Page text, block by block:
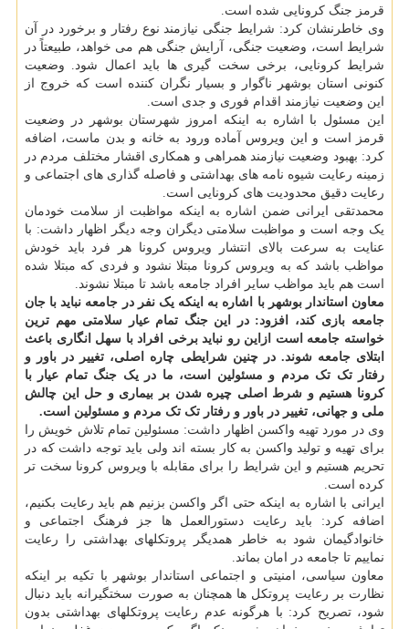
قرمز جنگ کرونایی شده است.
وی خاطرنشان کرد: شرایط جنگی نیازمند نوع رفتار و برخورد در آن
شرایط است، وضعیت جنگی، آرایش جنگی هم می خواهد، طبیعتاً در
شرایط کرونایی، برخی سخت گیری ها باید اعمال شود. وضعیت
کنونی استان بوشهر ناگوار و بسیار نگران کننده است که خروج از
این وضعیت نیازمند اقدام فوری و جدی است.
این مسئول با اشاره به اینکه امروز شهرستان بوشهر در وضعیت
قرمز است و این ویروس آماده ورود به خانه و بدن ماست، اضافه
کرد: بهبود وضعیت نیازمند همراهی و همکاری اقشار مختلف مردم در
زمینه رعایت شیوه نامه های بهداشتی و فاصله گذاری های اجتماعی و
رعایت دقیق محدودیت های کرونایی است.
محمدتقی ایرانی ضمن اشاره به اینکه مواظبت از سلامت خودمان
یک وجه است و مواظبت سلامتی دیگران وجه دیگر اظهار داشت: با
عنایت به سرعت بالای انتشار ویروس کرونا هر فرد باید خودش
مواظب باشد که به ویروس کرونا مبتلا نشود و فردی که مبتلا شده
است هم باید مواظب سایر افراد جامعه باشد تا مبتلا نشوند.
معاون استاندار بوشهر با اشاره به اینکه یک نفر در جامعه نباید با جان
جامعه بازی کند، افزود: در این جنگ تمام عیار سلامتی مهم ترین
خواسته جامعه است ازاین رو نباید برخی افراد با سهل انگاری باعث
ابتلای جامعه شوند. در چنین شرایطی چاره اصلی، تغییر در باور و
رفتار تک تک مردم و مسئولین است، ما در یک جنگ تمام عیار با
کرونا هستیم و شرط اصلی چیره شدن بر بیماری و حل این چالش
ملی و جهانی، تغییر در باور و رفتار تک تک مردم و مسئولین است.
وی در مورد تهیه واکسن اظهار داشت: مسئولین تمام تلاش خویش را
برای تهیه و تولید واکسن به کار بسته اند ولی باید توجه داشت که در
تحریم هستیم و این شرایط را برای مقابله با ویروس کرونا سخت تر
کرده است.
ایرانی با اشاره به اینکه حتی اگر واکسن بزنیم هم باید رعایت بکنیم،
اضافه کرد: باید رعایت دستورالعمل ها جز فرهنگ اجتماعی و
خانوادگیمان شود به خاطر همدیگر پروتکلهای بهداشتی را رعایت
نماییم تا جامعه در امان بماند.
معاون سیاسی، امنیتی و اجتماعی استاندار بوشهر با تکیه بر اینکه
نظارت بر رعایت پروتکل ها همچنان به صورت سختگیرانه باید دنبال
شود، تصریح کرد: با هرگونه عدم رعایت پروتکلهای بهداشتی بدون